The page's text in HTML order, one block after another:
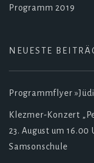
Programm 2019
NEUESTE
Programmflyer
Klezmer-Konzert
23. August um
Samsonschule